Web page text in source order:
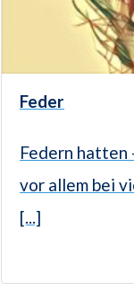
Feder
Federn hatten
vor allem bei
[...]